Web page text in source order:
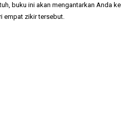
buku ini akan mengantarkan Anda ke
empat zikir tersebut.